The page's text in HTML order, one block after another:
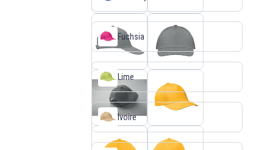
Fuchsia
Lime
Ivoire